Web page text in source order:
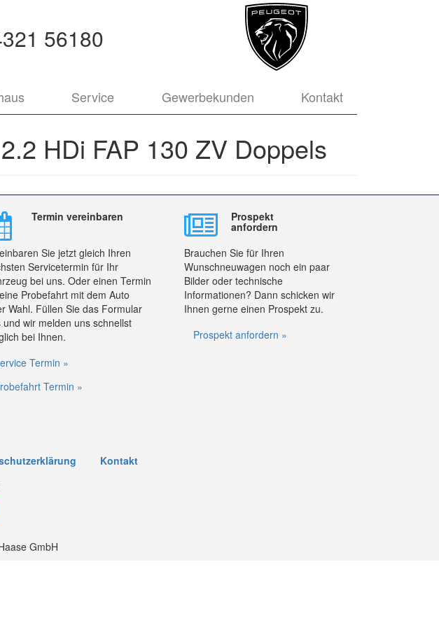
56180
Service Gewerbekunden Kontakt
HDi FAP 130 ZV Doppels
Termin vereinbaren
Sie jetzt gleich Ihren
Servicetermin für Ihr
bei uns. Oder einen Termin
Probefahrt mit dem Auto
Wahl. Füllen Sie das Formular
und wir melden uns schnellst
bei Ihnen.
Termin »
Termin »
Prospekt
anfordern
Brauchen Sie für Ihren
Wunschneuwagen noch ein paar
Bilder oder technische
Informationen? Dann schicken wir
Ihnen gerne einen Prospekt zu.
Prospekt anfordern »
Kontakt
GmbH